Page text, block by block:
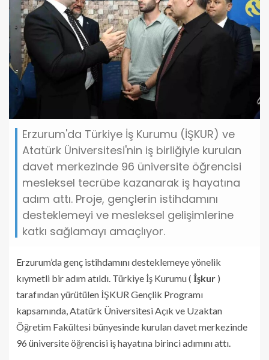
Erzurum'da Türkiye İş Kurumu (İŞKUR) ve
Atatürk Üniversitesi'nin iş birliğiyle kurulan
davet merkezinde 96 üniversite öğrencisi
mesleksel tecrübe kazanarak iş hayatına
adım attı. Proje, gençlerin istihdamını
desteklemeyi ve mesleksel gelişimlerine
katkı sağlamayı amaçlıyor.
Erzurum’da genç istihdamını desteklemeye yönelik
kıymetli bir adım atıldı. Türkiye İş Kurumu ( İşkur )
tarafından yürütülen İŞKUR Gençlik Programı
kapsamında, Atatürk Üniversitesi Açık ve Uzaktan
Öğretim Fakültesi bünyesinde kurulan davet merkezinde
96 üniversite öğrencisi iş hayatına birinci adımını attı.